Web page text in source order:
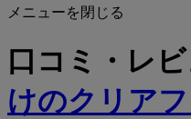
メニューを閉じる
口コミ・レビ
けのクリア